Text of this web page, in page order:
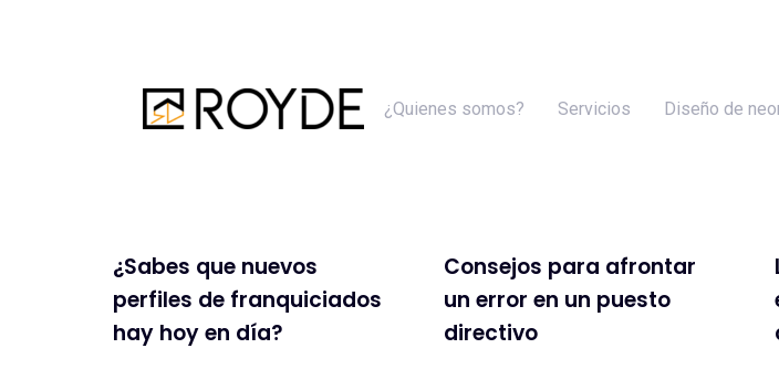
¿Quienes somos? Servicios Diseño de
¿Sabes que nuevos
perfiles de franquiciados
hay hoy en día?
Consejos para afrontar
un error en un puesto
directivo